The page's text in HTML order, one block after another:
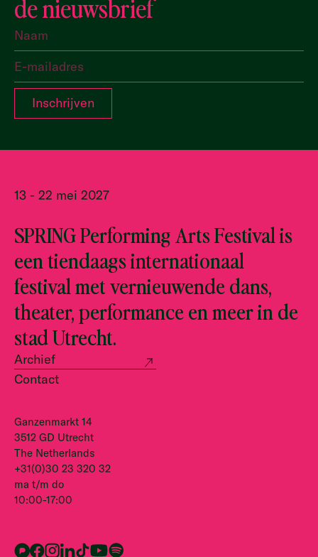
de nieuwsbrief
13 - 22 mei 2027
SPRING Performing Arts Festival is
een tiendaags internationaal
festival met vernieuwende dans,
theater, performance en meer in de
stad Utrecht.
Archief
Contact
Ganzenmarkt 14
3512 GD Utrecht
The Netherlands
+31(0)30 23 320 32
ma t/m do
10:00-17:00